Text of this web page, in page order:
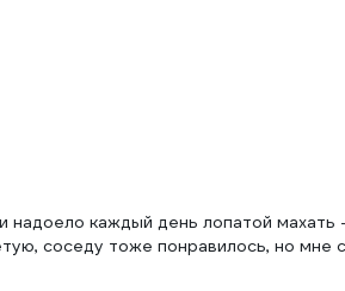
надоело каждый день лопатой махать
соседу тоже понравилось, но мне